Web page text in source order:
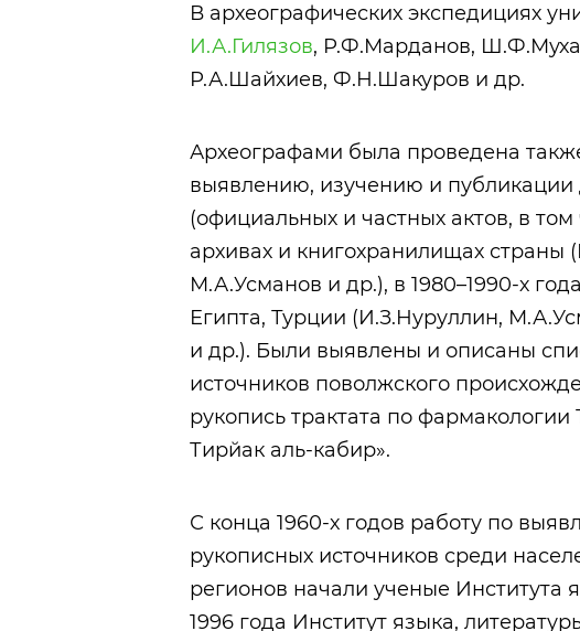
В археографических экспедициях
И.А.Гилязов, Р.Ф.Марданов,
Р.А.Шайхиев, Ф.Н.Шакуров и др.
Археографами была проведена
выявлению, изучению и публикации
(официальных и частных актов, в
архивах и книгохранилищах
М.А.Усманов и др.), в 1980–1990-х
Египта, Турции (И.З.Нуруллин,
и др.). Были выявлены и описаны
источников поволжского
рукопись трактата по
Тирйак аль-кабир».
С конца 1960-х годов работу по
рукописных источников среди
регионов начали ученые Института
1996 года Институт языка,